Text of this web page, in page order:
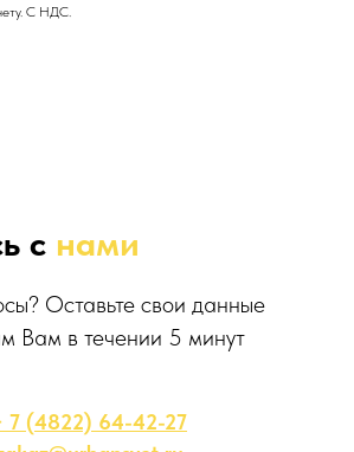
С НДС.
с нами
Оставьте свои данные
Вам в течении 5 минут
7 (4822) 64-42-27